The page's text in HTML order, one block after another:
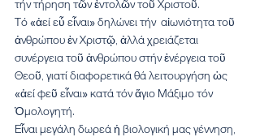
τήν τήρηση τῶν ἐντολῶν τοῦ Χριστοῦ.
Τό «ἀεί εὖ εἶναι» δηλώνει τήν  αἰωνιότητα τοῦ
ἀνθρώπου ἐν Χριστῷ, ἀλλά χρειάζεται
συνέργεια τοῦ ἀνθρώπου στήν ἐνέργεια τοῦ
Θεοῦ, γιατί διαφορετικά θά λειτουργήση ὡς
«ἀεί φεῦ εἶναι» κατά τόν ἅγιο Μάξιμο τόν
Ὁμολογητή.
Εἶναι μεγάλη δωρεά ἡ βιολογική μας γέννηση,